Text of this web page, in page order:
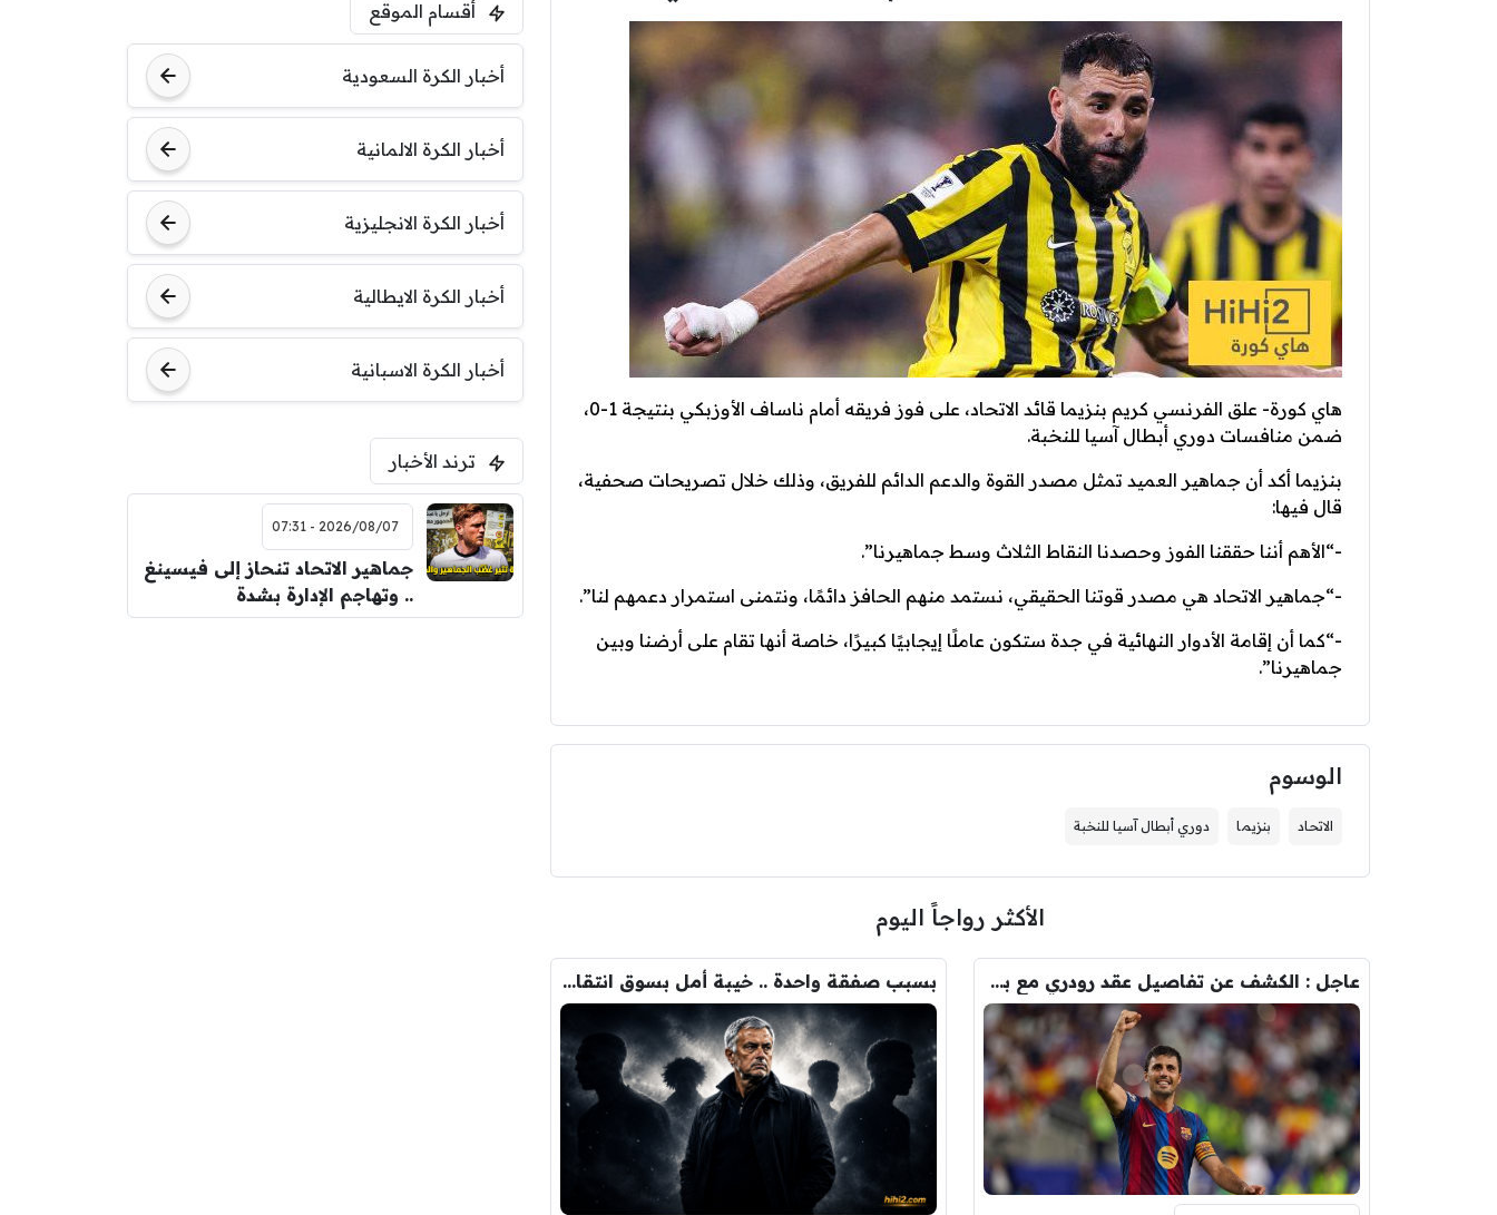
هاي كورة- علق الفرنسي كريم بنزيما قائد الاتحاد، على فوز فريقه أمام ناساف الأوزبكي بنتيجة 1-0،
ضمن منافسات دوري أبطال آسيا للنخبة.
بنزيما أكد أن جماهير العميد تمثل مصدر القوة والدعم الدائم للفريق، وذلك خلال تصريحات صحفية،
قال فيها:
-“الأهم أننا حققنا الفوز وحصدنا النقاط الثلاث وسط جماهيرنا”.
-“جماهير الاتحاد هي مصدر قوتنا الحقيقي، نستمد منهم الحافز دائمًا، ونتمنى استمرار دعمهم لنا”.
-“كما أن إقامة الأدوار النهائية في جدة ستكون عاملًا إيجابيًا كبيرًا، خاصة أنها تقام على أرضنا وبين
جماهيرنا”.
الوسوم
الاتحاد بنزيما دوري أبطال آسيا للنخبة
الأكثر رواجاً اليوم
عاجل : الكشف عن تفاصيل عقد رودري مع برشلونة.. قيمة الصفقة والراتب بسبب صفقة واحدة .. خيبة أمل بسوق انتقالات ريال مدريد !
أقسام الموقع
أخبار الكرة السعودية
أخبار الكرة الالمانية
أخبار الكرة الانجليزية
أخبار الكرة الايطالية
أخبار الكرة الاسبانية
ترند الأخبار
2026/08/07 - 07:31
جماهير الاتحاد تنحاز إلى فيسينغ
.. وتهاجم الإدارة بشدة